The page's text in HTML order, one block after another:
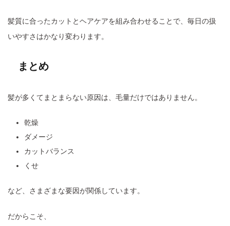
髪質に合ったカットとヘアケアを組み合わせることで、毎日の扱
いやすさはかなり変わります。
まとめ
髪が多くてまとまらない原因は、毛量だけではありません。
乾燥
ダメージ
カットバランス
くせ
など、さまざまな要因が関係しています。
だからこそ、